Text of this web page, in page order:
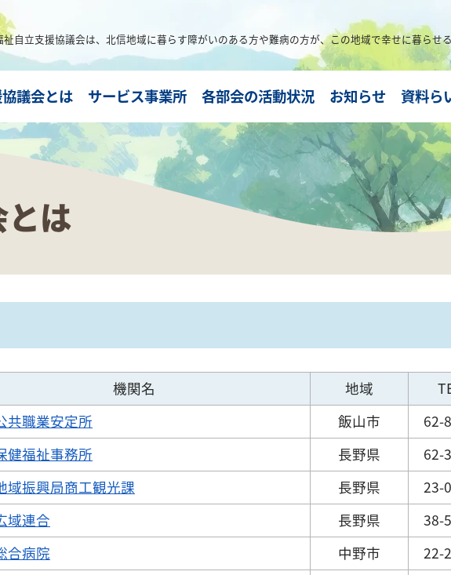
自立支援協議会は、 北信地域に暮らす障がいのある方や難病の方が、この地域で幸せに暮らせ
議会とは サービス事業所 各部会の活動状況 お知らせ 資料ら
は
機関名 地域
共職業安定所 飯山市
62-
健福祉事務所
長野県
62-
域振興局商工観光課
長野県
23-
域連合
長野県 38-
合病院 中野市
22-